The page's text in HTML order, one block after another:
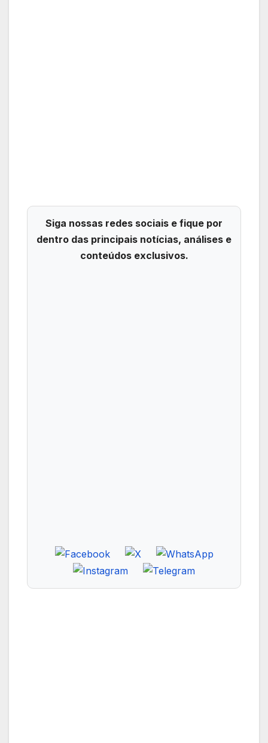
Siga nossas redes sociais e fique por
dentro das principais notícias, análises e
conteúdos exclusivos.